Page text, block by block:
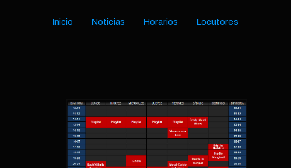
Inicio Noticias Horarios Locutores